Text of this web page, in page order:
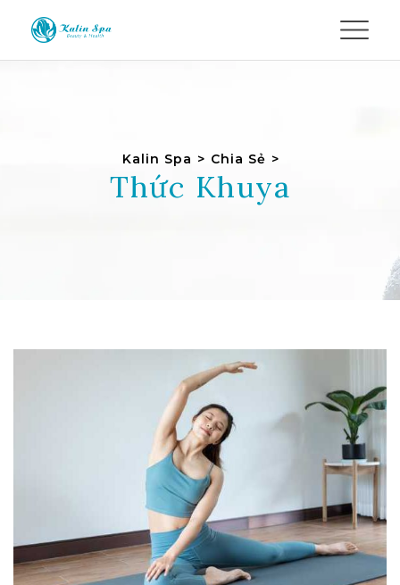
Kalin Spa > Chia Sẻ >
Thức Khuya